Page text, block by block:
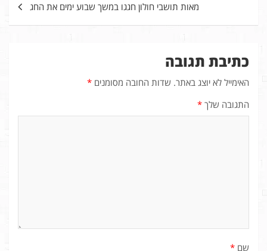
מאות תושבי חולון חגגו במשך שבוע ימים את החג
כתיבת תגובה
האימייל לא יוצג באתר. שדות החובה מסומנים *
התגובה שלך *
שם *